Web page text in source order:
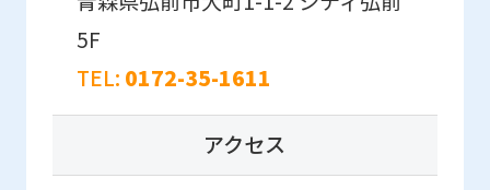
5F
TEL: 0172-35-1611
アクセス